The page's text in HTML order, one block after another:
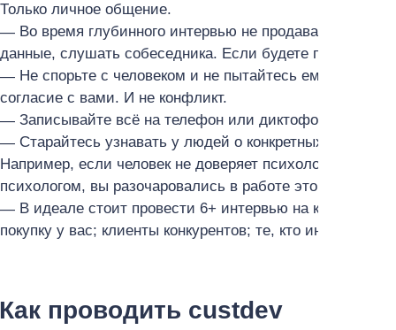
Только личное общение.
Во время глубинного интервью не продавайте.
данные, слушать собеседника. Если будете
Не спорьте с человеком и не пытайтесь ему что-то
согласие с вами. И не конфликт.
Записывайте всё на телефон или диктофон.
Старайтесь узнавать у людей о конкретных
Например, если человек не доверяет психологам в
психологом, вы разочаровались в работе этого
В идеале стоит провести 6+ интервью на каждую
покупку у вас; клиенты конкурентов; те, кто
Как проводить custdev